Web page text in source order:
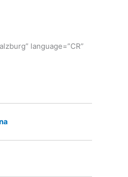
language=”CR”